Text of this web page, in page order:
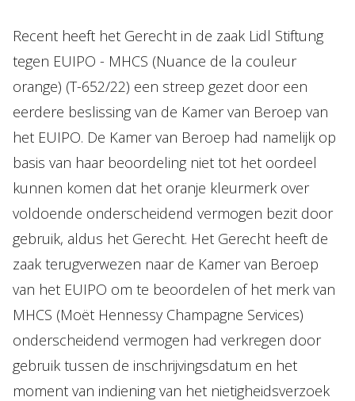
Topics
Nieuws
NL EN DE FR
Recent heeft het Gerecht in de zaak Lidl Stiftung
tegen EUIPO - MHCS (Nuance de la couleur
orange) (T-652/22) een streep gezet door een
eerdere beslissing van de Kamer van Beroep van
het EUIPO. De Kamer van Beroep had namelijk op
basis van haar beoordeling niet tot het oordeel
kunnen komen dat het oranje kleurmerk over
voldoende onderscheidend vermogen bezit door
gebruik, aldus het Gerecht. Het Gerecht heeft de
zaak terugverwezen naar de Kamer van Beroep
van het EUIPO om te beoordelen of het merk van
MHCS (Moët Hennessy Champagne Services)
onderscheidend vermogen had verkregen door
gebruik tussen de inschrijvingsdatum en het
moment van indiening van het nietigheidsverzoek